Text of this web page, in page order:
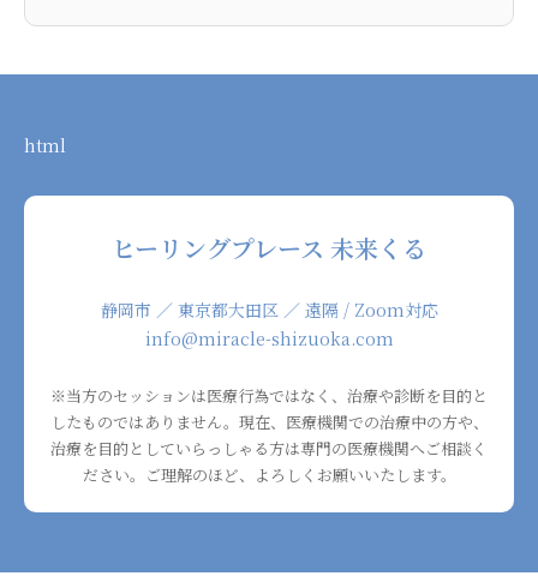
html
ヒーリングプレース 未来くる
静岡市 ／ 東京都大田区 ／ 遠隔 / Zoom対応
info@miracle-shizuoka.com
※当方のセッションは医療行為ではなく、治療や診断を目的と
したものではありません。現在、医療機関での治療中の方や、
治療を目的としていらっしゃる方は専門の医療機関へご相談く
ださい。ご理解のほど、よろしくお願いいたします。